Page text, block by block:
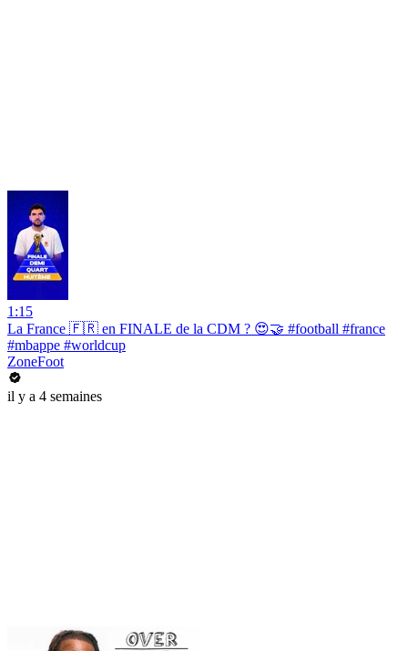
1:15
La France 🇫🇷 en FINALE de la CDM ? 😍🤝 #football #france
#mbappe #worldcup
ZoneFoot
il y a 4 semaines